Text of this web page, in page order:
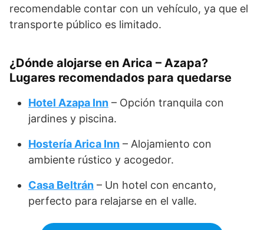
recomendable contar con un vehículo, ya que el
transporte público es limitado.
¿Dónde alojarse en Arica – Azapa?
Lugares recomendados para quedarse
Hotel Azapa Inn – Opción tranquila con
jardines y piscina.
Hostería Arica Inn – Alojamiento con
ambiente rústico y acogedor.
Casa Beltrán – Un hotel con encanto,
perfecto para relajarse en el valle.